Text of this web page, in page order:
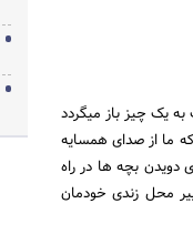
یک چیز باز میگردد
ما از صدای همسایه
دویدن بچه ها در راه
محل زندی خودمان